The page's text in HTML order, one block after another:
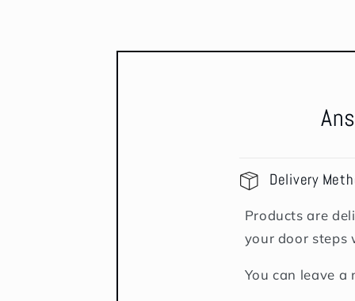
Delivery
Products are
your door steps
You can leave